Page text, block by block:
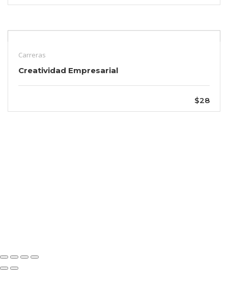
Carreras
Creatividad Empresarial
$28